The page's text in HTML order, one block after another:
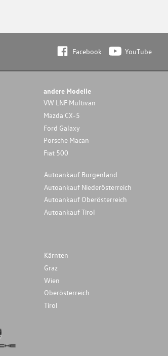
Facebook YouTube
andere Modelle
VW LNF Multivan
Mazda CX-5
Ford Galaxy
Porsche Macan
Fiat 500
Autoankauf Burgenland
Autoankauf Niederösterreich
Autoankauf Oberösterreich
Autoankauf Tirol
Kärnten
Graz
Wien
Oberösterreich
Tirol